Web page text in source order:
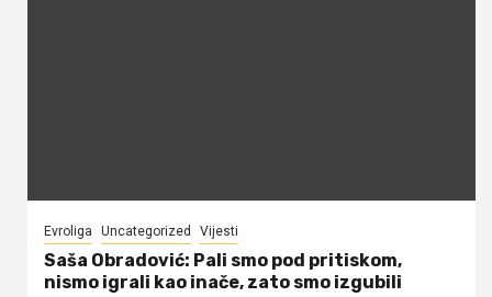
Evroliga Uncategorized Vijesti
Saša Obradović: Pali smo pod pritiskom,
nismo igrali kao inače, zato smo izgubili